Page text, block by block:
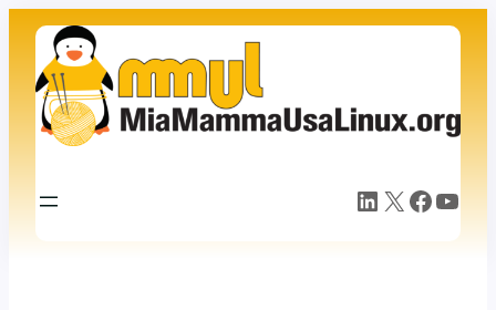
contenuto
LinkedIn X Facebook YouTube